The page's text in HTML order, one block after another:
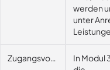
werden
unter
Zugangsvoraussetzungen
In Modul